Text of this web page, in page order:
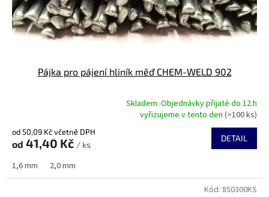
Pájka pro pájení hliník měď CHEM-WELD 902
produktu
je
z
5
Skladem. Objednávky přijaté do 12.h
vyřizujeme v tento den(>100 ks)
od 50,09 Kč včetně DPH
od 41,40 Kč / ks
DETAIL
1,6 mm 2,0 mm
Kód: 850300KS